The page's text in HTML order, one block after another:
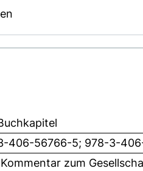
406-56766-5; 978-3-
Kommentar zum